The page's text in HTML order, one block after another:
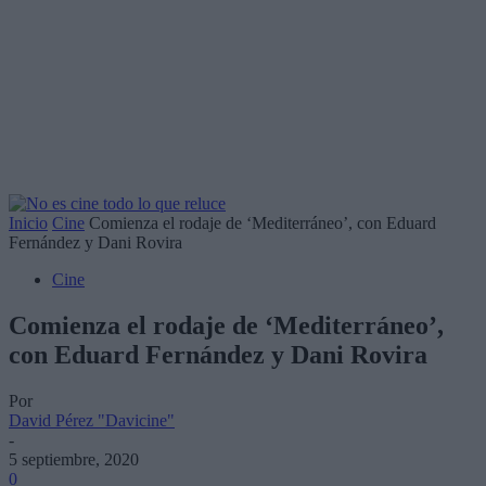
Inicio Cine Comienza el rodaje de ‘Mediterráneo’, con Eduard
Fernández y Dani Rovira
Cine
Comienza el rodaje de ‘Mediterráneo’,
con Eduard Fernández y Dani Rovira
Por
David Pérez "Davicine"
-
5 septiembre, 2020
0